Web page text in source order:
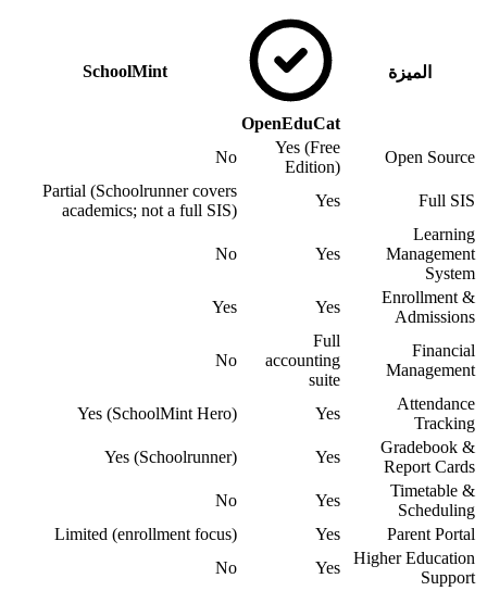
الميزة
OpenEduCat
SchoolMint
Open Source
Yes (Free
Edition)
No
Full SIS
Yes
Partial (Schoolrunner covers
academics; not a full SIS)
Learning
Management
System
Yes
No
Enrollment &
Admissions
Yes
Yes
Financial
Management
Full
accounting
suite
No
Attendance
Tracking
Yes
Yes (SchoolMint Hero)
Gradebook &
Report Cards
Yes
Yes (Schoolrunner)
Timetable &
Scheduling
Yes
No
Parent Portal
Yes
Limited (enrollment focus)
Higher Education
Support
Yes
No